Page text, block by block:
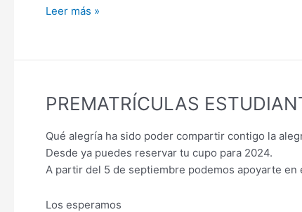
Leer más »
PREMATRÍCULAS
Qué alegría ha sido poder compartir contigo la
Desde ya puedes reservar tu cupo para 2024.
A partir del 5 de septiembre podemos apoyarte
Los esperamos
PREMATRÍCULAS
ANTIGUOS